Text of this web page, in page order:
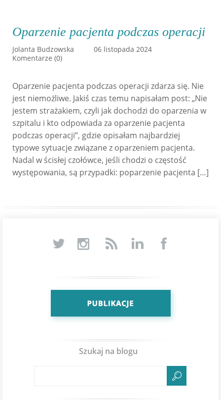
Oparzenie pacjenta podczas operacji
Jolanta Budzowska
06 listopada 2024
Komentarze (0)
Oparzenie pacjenta podczas operacji zdarza się. Nie
jest niemożliwe. Jakiś czas temu napisałam post: „Nie
jestem strażakiem, czyli jak dochodzi do oparzenia w
szpitalu i kto odpowiada za oparzenie pacjenta
podczas operacji”, gdzie opisałam najbardziej
typowe sytuacje związane z oparzeniem pacjenta.
Nadal w ścisłej czołówce, jeśli chodzi o częstość
występowania, są przypadki: poparzenie pacjenta […]
Szukaj na blogu